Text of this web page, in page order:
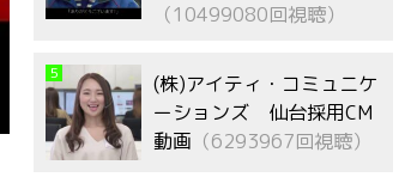
（10499080回視聴）
5
(株)アイティ・コミュニケ
ーションズ 仙台採用CM
動画 （6293967回視聴）